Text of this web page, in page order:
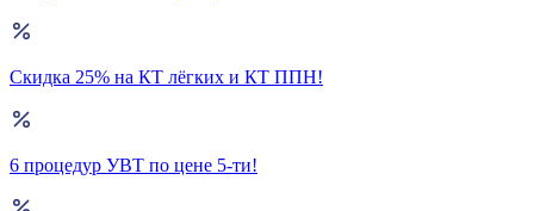
Скидка 25% на КТ лёгких и КТ ППН!
6 процедур УВТ по цене 5-ти!